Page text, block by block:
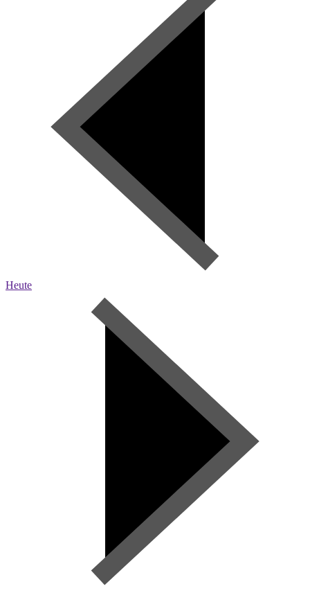
Heute